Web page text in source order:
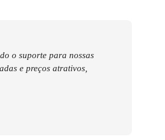
o suporte para nossas
e preços atrativos,